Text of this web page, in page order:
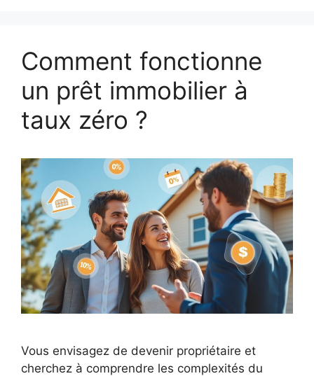
Comment fonctionne
un prêt immobilier à
taux zéro ?
Vous envisagez de devenir propriétaire et
cherchez à comprendre les complexités du